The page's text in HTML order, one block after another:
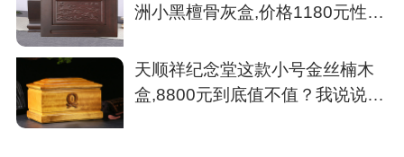
洲小黑檀骨灰盒,价格1180元性价
天顺祥纪念堂这款小号金丝楠木
盒,8800元到底值不值？我说说我